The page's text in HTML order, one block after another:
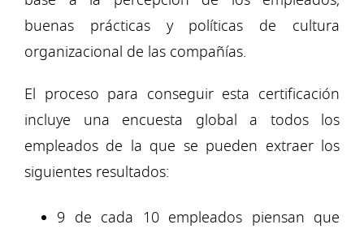
buenas prácticas y políticas de cultura
organizacional de las compañías.
El proceso para conseguir esta certificación
incluye una encuesta global a todos los
empleados de la que se pueden extraer los
siguientes resultados:
9 de cada 10 empleados piensan que